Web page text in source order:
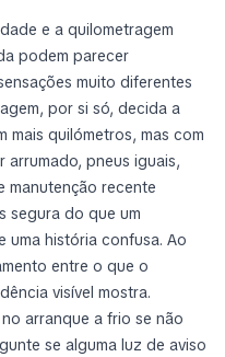
e a quilometragem
podem parecer
muito diferentes
por si só, decida a
mais quilómetros, mas com
pneus iguais,
manutenção recente
segura do que um
uma história confusa. Ao
entre o que o
visível mostra.
arranque a frio se não
se alguma luz de aviso